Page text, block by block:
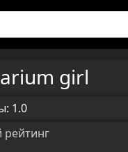
girl
1.0
рейтинг